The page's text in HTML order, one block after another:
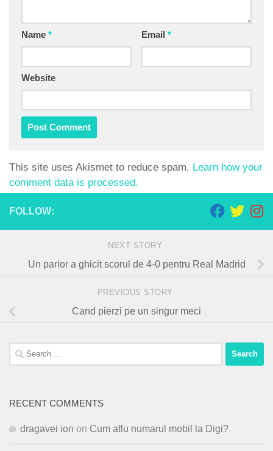
Name * Email *
Website
This site uses Akismet to reduce spam. Learn how your
comment data is processed.
FOLLOW:
NEXT STORY
Un parior a ghicit scorul de 4-0 pentru Real Madrid
PREVIOUS STORY
Cand pierzi pe un singur meci
Search
for:
RECENT COMMENTS
dragavei ion on Cum aflu numarul mobil la Digi?